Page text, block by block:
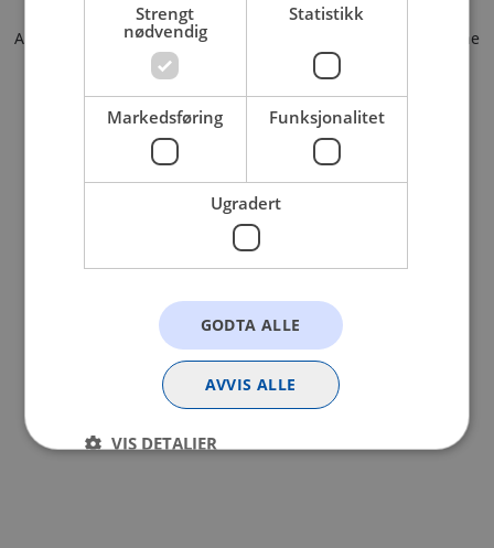
Application error: a client-side exception has occurred (see the
browser console for more information).
Strengt
nødvendig
Statistikk
Markedsføring Funksjonalitet
Ugradert
GODTA ALLE
AVVIS ALLE
VIS DETALJER